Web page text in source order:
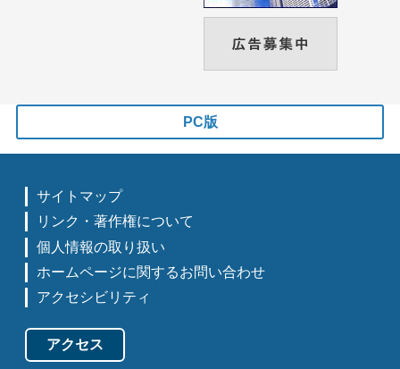
PC版
サイトマップ
リンク・著作権について
個人情報の取り扱い
ホームページに関するお問い合わせ
アクセシビリティ
アクセス